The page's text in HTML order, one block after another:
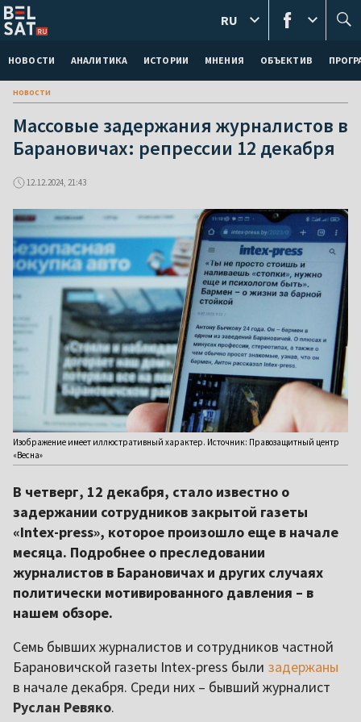
НОВОСТИ АНАЛИТИКА ИСТОРИИ МНЕНИЯ ОБЪЕКТИВ
RU
новости
Массовые задержания журналистов в
Барановичах: репрессии 12 декабря
12.12.2024, 21:43
Изображение имеет иллюстративный характер. Источник: Правозащитный центр
«Весна»
В четверг, 12 декабря, стало известно о
задержании сотрудников закрытой газеты
«Intex-press», которое произошло еще в начале
месяца. Подробнее о преследовании
журналистов в Барановичах и других случаях
политически мотивированного давления – в
нашем обзоре.
Семь бывших журналистов и сотрудников частной
Барановичской газеты Intex-press были задержаны
в начале декабря. Среди них – бывший журналист
Руслан Ревяко.